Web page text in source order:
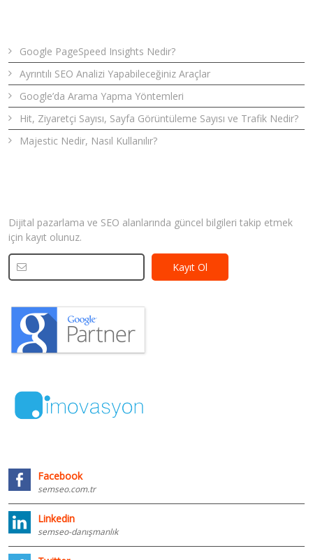
Google PageSpeed Insights Nedir?
Ayrıntılı SEO Analizi Yapabileceğiniz Araçlar
Google’da Arama Yapma Yöntemleri
Hit, Ziyaretçi Sayısı, Sayfa Görüntüleme Sayısı ve Trafik Nedir?
Majestic Nedir, Nasıl Kullanılır?
Dijital pazarlama ve SEO alanlarında güncel bilgileri takip etmek
için kayıt olunuz.
Facebook
semseo.com.tr
Linkedin
semseo-danışmanlık